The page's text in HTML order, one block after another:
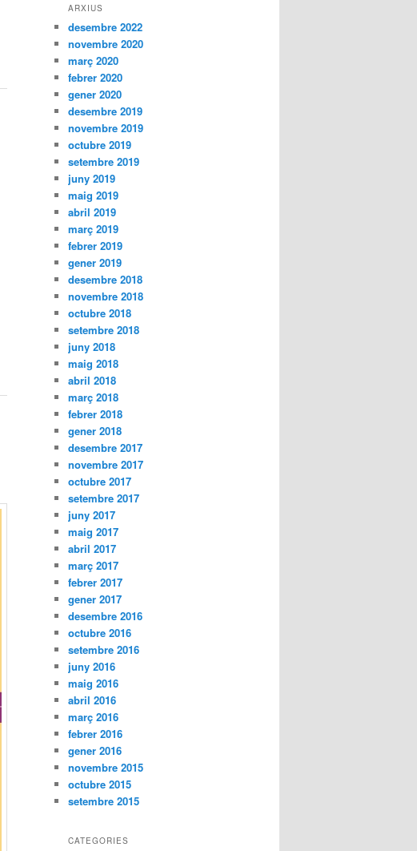
ARXIUS
desembre 2022
novembre 2020
març 2020
febrer 2020
gener 2020
desembre 2019
novembre 2019
octubre 2019
setembre 2019
juny 2019
maig 2019
abril 2019
març 2019
febrer 2019
gener 2019
desembre 2018
novembre 2018
octubre 2018
setembre 2018
juny 2018
maig 2018
abril 2018
març 2018
febrer 2018
gener 2018
desembre 2017
novembre 2017
octubre 2017
setembre 2017
juny 2017
maig 2017
abril 2017
març 2017
febrer 2017
gener 2017
desembre 2016
octubre 2016
setembre 2016
juny 2016
maig 2016
abril 2016
març 2016
febrer 2016
gener 2016
novembre 2015
octubre 2015
setembre 2015
CATEGORIES